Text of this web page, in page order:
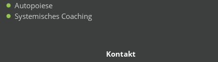
Autopoiese
Systemisches Coaching
Kontakt